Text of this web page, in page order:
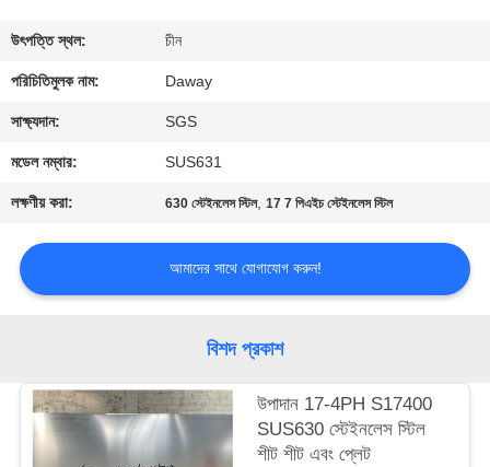
মান
নিয়ন্ত্রণ
যোগাযোগ
করুন
উদ্ধৃতির
জন্য
সাইট
ম্যাপ
উৎপত্তি স্থল: চীন
পরিচিতিমুলক নাম: Daway
সাক্ষ্যদান: SGS
মডেল নম্বার: SUS631
লক্ষণীয় করা: 630 স্টেইনলেস স্টিল,17 7 পিএইচ স্টেইনলেস স্টিল
আমাদের সাথে যোগাযোগ করুন!
বিশদ প্রকাশ
উপাদান 17-4PH S17400
SUS630 স্টেইনলেস স্টিল
শীট শীট এবং প্লেট